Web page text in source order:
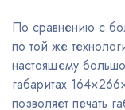
По сравнению с
по той же
настоящему
габаритах
позволяет печать